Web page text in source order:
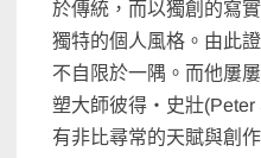
於傳統，而以獨創的寫
獨特的個人風格。由此
不自限於一隅。而他屢
塑大師彼得‧史壯(Peter
有非比尋常的天賦與創